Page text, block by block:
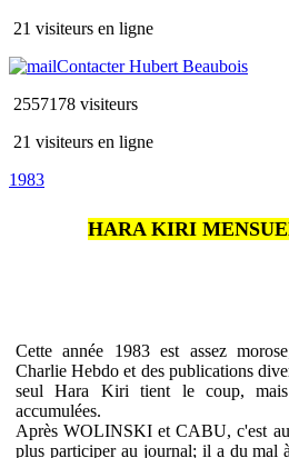
21 visiteurs en ligne
Contacter Hubert Beaubois
2557178 visiteurs
21 visiteurs en ligne
1983
HARA KIRI
Cette année 1983 est assez
Charlie Hebdo et des publications
seul Hara Kiri tient le coup,
accumulées.
Après WOLINSKI et CABU, c'est
plus participer au journal; il a du mal